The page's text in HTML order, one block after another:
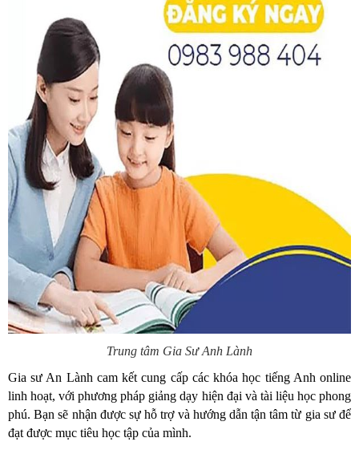
Trung tâm Gia Sư Anh Lành
Gia sư An Lành cam kết cung cấp các khóa học tiếng Anh online
linh hoạt, với phương pháp giảng dạy hiện đại và tài liệu học phong
phú. Bạn sẽ nhận được sự hỗ trợ và hướng dẫn tận tâm từ gia sư để
đạt được mục tiêu học tập của mình.